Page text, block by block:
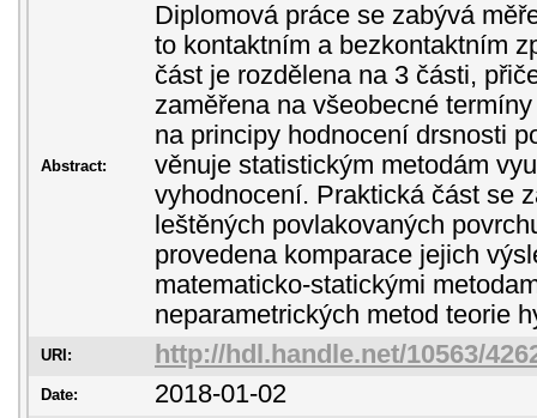
Abstract:
Diplomová práce se zabývá
to kontaktním a bezkontaktním
část je rozdělena na 3 části,
zaměřena na všeobecné
na principy hodnocení drsnosti
věnuje statistickým metodám
vyhodnocení. Praktická část se
leštěných povlakovaných
provedena komparace jejich
matematicko-statickými
neparametrických metod teorie
URI: http://hdl.handle.net/10563/
Date: 2018-01-02